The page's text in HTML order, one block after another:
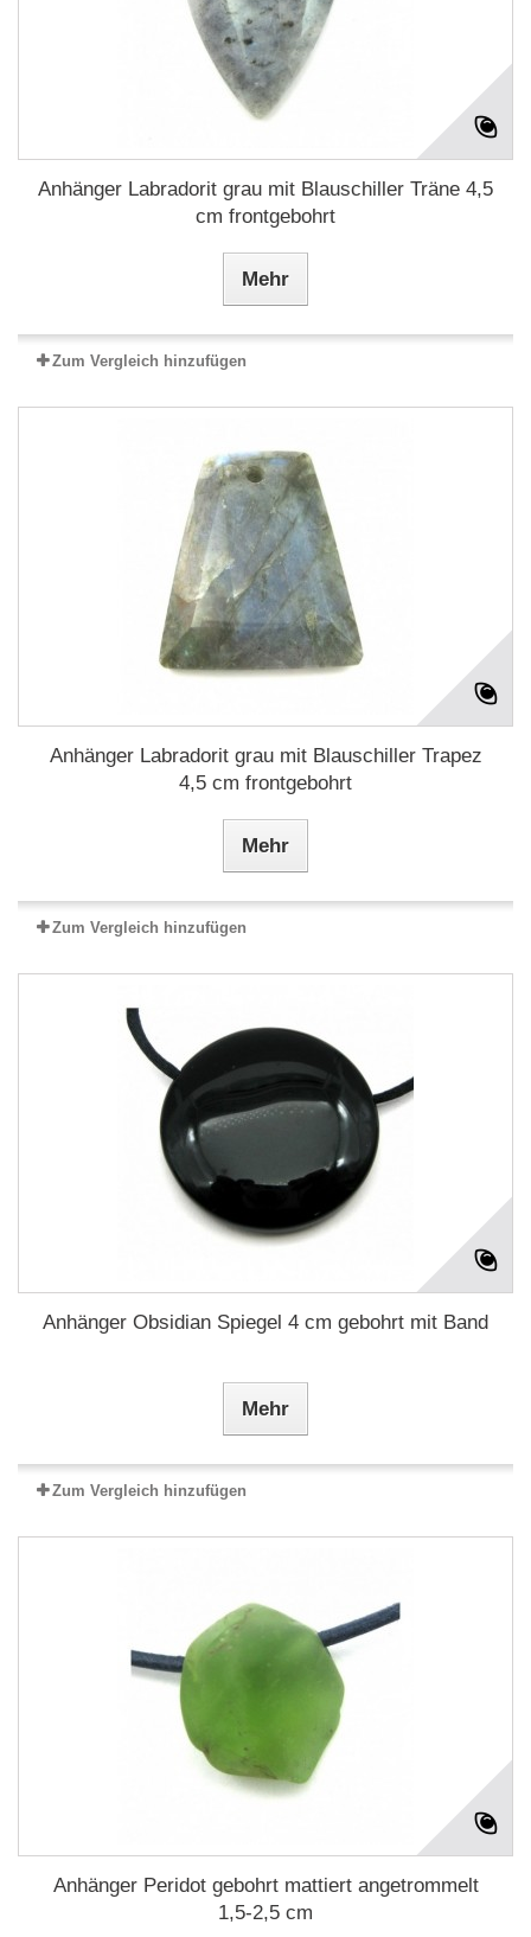
Anhänger Labradorit grau mit Blauschiller Träne 4,5
cm frontgebohrt
Mehr
Zum Vergleich hinzufügen
Anhänger Labradorit grau mit Blauschiller Trapez
4,5 cm frontgebohrt
Mehr
Zum Vergleich hinzufügen
Anhänger Obsidian Spiegel 4 cm gebohrt mit Band
Mehr
Zum Vergleich hinzufügen
Anhänger Peridot gebohrt mattiert angetrommelt
1,5-2,5 cm